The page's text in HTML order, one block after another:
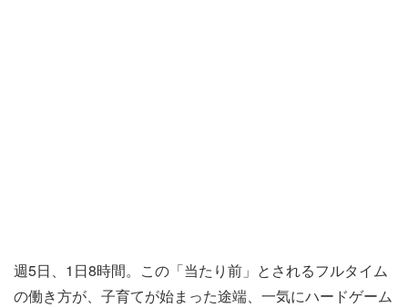
週5日、1日8時間。この「当たり前」とされるフルタイム
の働き方が、子育てが始まった途端、一気にハードゲーム